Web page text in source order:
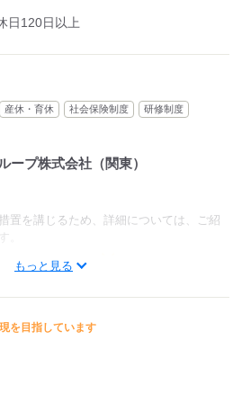
日120日以上
産休・育休 社会保険制度
研修制度
ープ株式会社（関東）
置を講じるため、詳細については、ご紹
。
低いもっと見る
を目指しています